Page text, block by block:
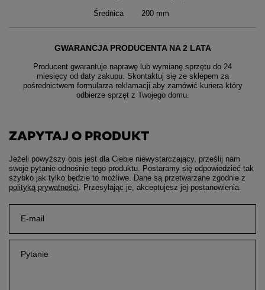
Średnica 200 mm
GWARANCJA PRODUCENTA NA 2 LATA
Producent gwarantuje naprawę lub wymianę sprzętu do 24
miesięcy od daty zakupu. Skontaktuj się ze sklepem za
pośrednictwem formularza reklamacji aby zamówić kuriera który
odbierze sprzęt z Twojego domu.
ZAPYTAJ O PRODUKT
Jeżeli powyższy opis jest dla Ciebie niewystarczający, prześlij nam
swoje pytanie odnośnie tego produktu. Postaramy się odpowiedzieć tak
szybko jak tylko będzie to możliwe.
Dane są przetwarzane zgodnie z
polityką prywatności . Przesyłając je, akceptujesz jej postanowienia.
E-mail
Pytanie